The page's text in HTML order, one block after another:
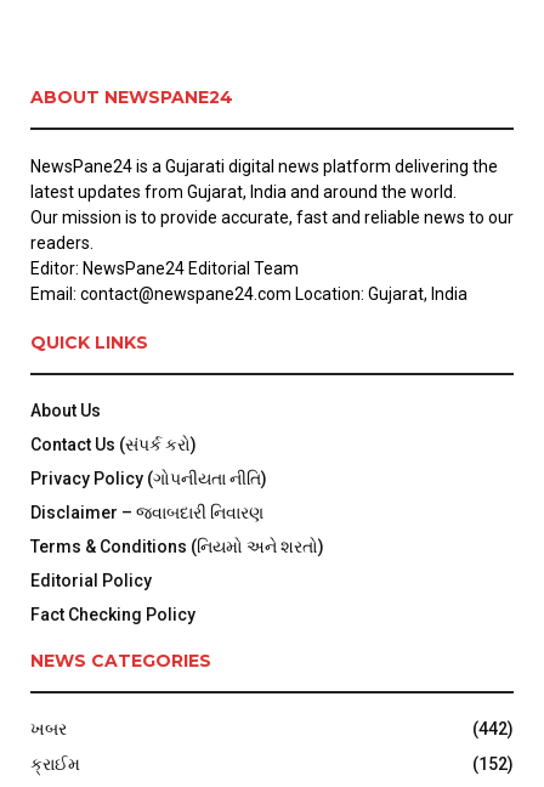
ABOUT NEWSPANE24
NewsPane24 is a Gujarati digital news platform delivering the
latest updates from Gujarat, India and around the world.
Our mission is to provide accurate, fast and reliable news to our
readers.
Editor: NewsPane24 Editorial Team
Email: contact@newspane24.com Location: Gujarat, India
QUICK LINKS
About Us
Contact Us (સંપર્ક કરો)
Privacy Policy (ગોપનીયતા નીતિ)
Disclaimer – જવાબદારી નિવારણ
Terms & Conditions (નિયમો અને શરતો)
Editorial Policy
Fact Checking Policy
NEWS CATEGORIES
ખબર
(442)
ક્રાઈમ
(152)